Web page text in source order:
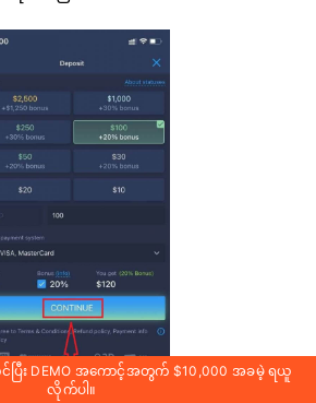
ပြီး DEMO အကောင့်အတွက် $10,000 အခမဲ့ ရယူ
လိုက်ပါ။